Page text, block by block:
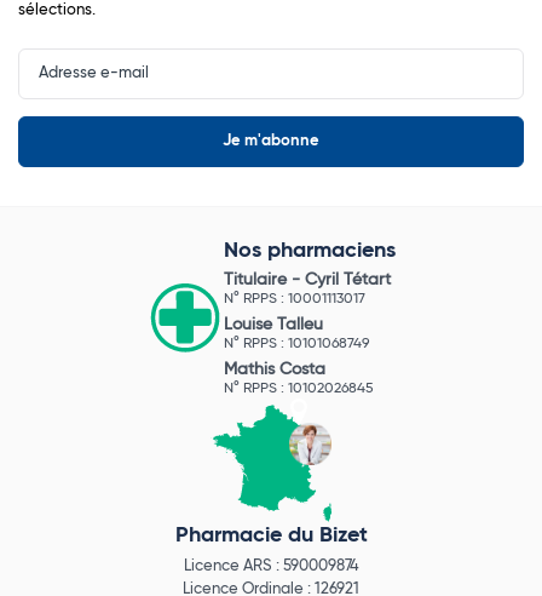
sélections.
Input
Newsletter
Nos pharmaciens
Titulaire - Cyril Tétart
N° RPPS : 10001113017
Louise Talleu
N° RPPS : 10101068749
Mathis Costa
N° RPPS : 10102026845
Pharmacie du Bizet
Licence ARS : 590009874
Licence Ordinale : 126921